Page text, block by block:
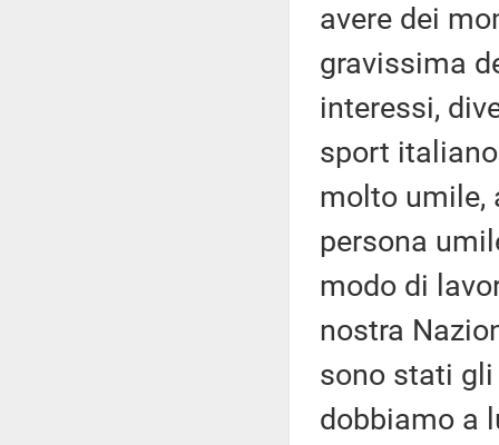
avere dei
gravissima
interessi,
sport
molto umile,
persona
modo di
nostra
sono stati
dobbiamo a